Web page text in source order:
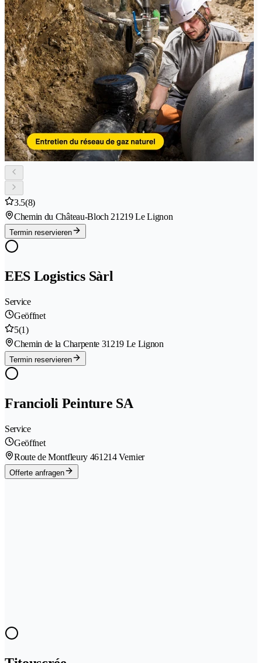
3.5(8)
Chemin du Château-Bloch 21219 Le Lignon
Termin reservieren
EES Logistics Sàrl
Service
Geöffnet
5(1)
Chemin de la Charpente 31219 Le Lignon
Termin reservieren
Francioli Peinture SA
Service
Geöffnet
Route de Montfleury 461214 Vernier
Offerte anfragen